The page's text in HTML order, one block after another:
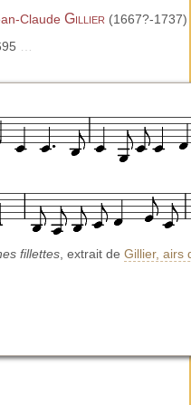
Claude Gillier (1667?-1737)
fillettes, extrait de Gillier, airs